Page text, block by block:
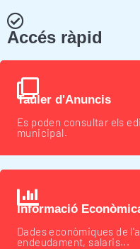
Accés ràpid
Tauler d'Anuncis
Es poden consultar els
municipal.
Informació
Dades econòmiques de
endeudament, salaris...